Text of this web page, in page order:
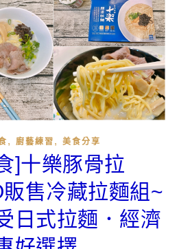
, 廚藝練習 , 美食分享
]十樂豚骨拉
售冷藏拉麵組~
日式拉麵．經濟